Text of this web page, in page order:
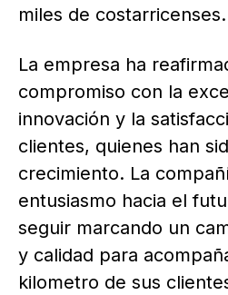
miles de costarricenses.
La empresa ha
compromiso con la
innovación y la
clientes, quienes han
crecimiento. La
entusiasmo hacia el
seguir marcando un
y calidad para
kilometro de sus